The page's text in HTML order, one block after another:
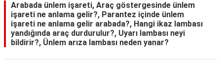
Arabada ünlem işareti, Araç göstergesinde ünlem
işareti ne anlama gelir?, Parantez içinde ünlem
işareti ne anlama gelir arabada?, Hangi ikaz lambası
yandığında araç durdurulur?, Uyarı lambası neyi
bildirir?, Ünlem arıza lambası neden yanar?